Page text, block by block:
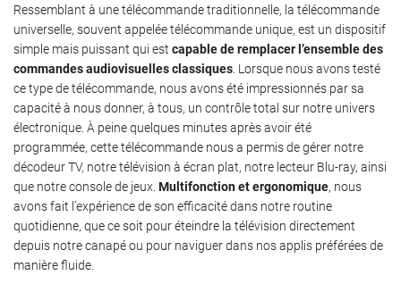
Ressemblant à une télécommande traditionnelle, la télécommande
universelle, souvent appelée télécommande unique, est un dispositif
simple mais puissant qui est capable de remplacer l’ensemble des
commandes audiovisuelles classiques . Lorsque nous avons testé
ce type de télécommande, nous avons été impressionnés par sa
capacité à nous donner, à tous, un contrôle total sur notre univers
électronique. À peine quelques minutes après avoir été
programmée, cette télécommande nous a permis de gérer notre
décodeur TV, notre télévision à écran plat, notre lecteur Blu-ray, ainsi
que notre console de jeux. Multifonction et ergonomique, nous
avons fait l’expérience de son efficacité dans notre routine
quotidienne, que ce soit pour éteindre la télévision directement
depuis notre canapé ou pour naviguer dans nos applis préférées de
manière fluide.